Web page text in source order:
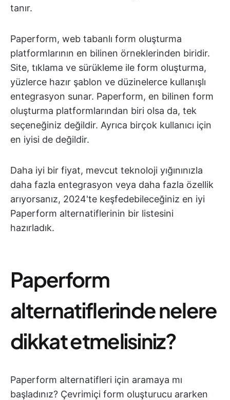
tanır.
Paperform, web tabanlı form oluşturma
platformlarının en bilinen örneklerinden biridir.
Site, tıklama ve sürükleme ile form oluşturma,
yüzlerce hazır şablon ve düzinelerce kullanışlı
entegrasyon sunar. Paperform, en bilinen form
oluşturma platformlarından biri olsa da, tek
seçeneğiniz değildir. Ayrıca birçok kullanıcı için
en iyisi de değildir.
Daha iyi bir fiyat, mevcut teknoloji yığınınızla
daha fazla entegrasyon veya daha fazla özellik
arıyorsanız, 2024'te keşfedebileceğiniz en iyi
Paperform alternatiflerinin bir listesini
hazırladık.
Paperform
alternatiflerinde nelere
dikkat etmelisiniz?
Paperform alternatifleri için aramaya mı
başladınız? Çevrimiçi form oluşturucu ararken